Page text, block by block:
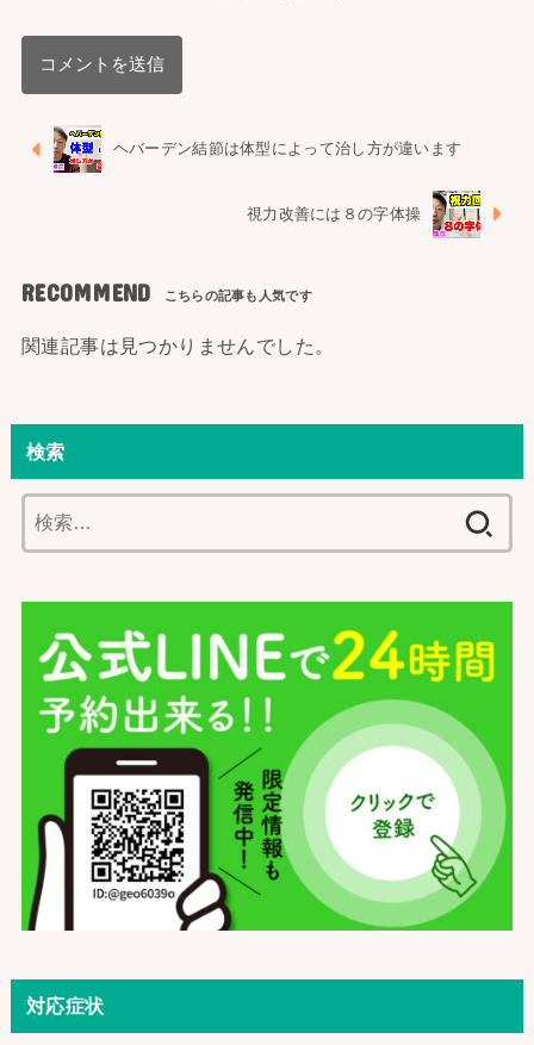
ヘバーデン結節は体型によって治し方が違います
視力改善には８の字体操
RECOMMEND
関連記事は見つかりませんでした。
検索
索:
対応症状